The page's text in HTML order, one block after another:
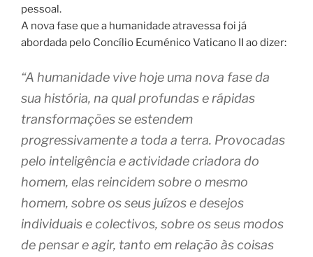
pessoal.
A nova fase que a humanidade atravessa foi já
abordada pelo Concílio Ecuménico Vaticano II ao dizer:
“A humanidade vive hoje uma nova fase da
sua história, na qual profundas e rápidas
transformações se estendem
progressivamente a toda a terra. Provocadas
pelo inteligência e actividade criadora do
homem, elas reincidem sobre o mesmo
homem, sobre os seus juízos e desejos
individuais e colectivos, sobre os seus modos
de pensar e agir, tanto em relação às coisas